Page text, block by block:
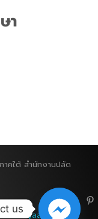
คใต้ สำนักงานปลัด
รองข้อมูลส่วนบุคคล
us